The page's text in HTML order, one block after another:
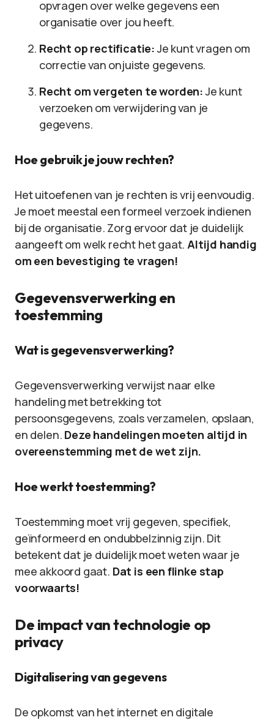
opvragen over welke gegevens een
organisatie over jou heeft.
Recht op rectificatie:Je kunt vragen om
correctie van onjuiste gegevens.
Recht om vergeten te worden:Je kunt
verzoeken om verwijdering van je
gegevens.
Hoe gebruik je jouw rechten?
Het uitoefenen van je rechten is vrij eenvoudig.
Je moet meestal een formeel verzoek indienen
bij de organisatie. Zorg ervoor dat je duidelijk
aangeeft om welk recht het gaat.Altijd handig
om een bevestiging te vragen!
Gegevensverwerking en
toestemming
Wat is gegevensverwerking?
Gegevensverwerking verwijst naar elke
handeling met betrekking tot
persoonsgegevens, zoals verzamelen, opslaan,
en delen. Deze handelingen moeten altijd in
overeenstemming met de wet zijn.
Hoe werkt toestemming?
Toestemming moet vrij gegeven, specifiek,
geïnformeerd en ondubbelzinnig zijn. Dit
betekent dat je duidelijk moet weten waar je
mee akkoord gaat. Dat is een flinke stap
voorwaarts!
De impact van technologie op
privacy
Digitalisering van gegevens
De opkomst van het internet en digitale